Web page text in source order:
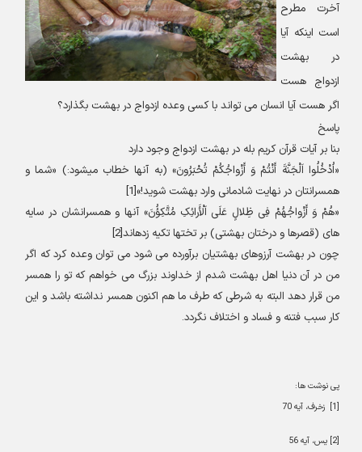
آخرت مطرح
است اینکه آیا
در بهشت
ازدواج هست
اگر هست آیا انسان می تواند با کسی وعده ازدواج در بهشت بگذارد؟
پاسخ
بنا بر آیات قرآن کریم بله در بهشت ازدواج وجود دارد
اُدْخُلُوا اَلْجَنَّةَ أَنْتُمْ وَ أَزْواجُکُمْ تُحْبَرُونَ» ( به آنها خطاب می‏شود:) «شما و
همسرانتان در نهایت شادمانی وارد بهشت شوید!»[1 ]
هُمْ وَ أَزْواجُهُمْ فِی ظِلالٍ عَلَی اَلْأَرائِکِ مُتَّکِؤُنَ»آنها و همسرانشان در سایه
‏های (قصرها و درختان بهشتی) بر تختها تکیه زده‏اند[2 ]
چون در بهشت آرزوهای بهشتیان برآورده می شود می توان وعده کرد که اگر
من در آن دنیا اهل بهشت شدم از خداوند بزرگ می خواهم که تو را همسر
من قرار دهد البته به شرطی که طرف ما هم اکنون همسر نداشته باشد و این
کار سبب فتنه و فساد و اختلاف نگردد.
پی نوشت ها:
زخرف، آیه 70
یس، آیه56